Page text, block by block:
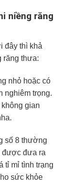
niềng răng
đây thì khả
răng thưa:
nhỏ hoặc có
nghiêm trọng.
gian
số 8 thường
được đưa ra
tỉ mỉ tình trạng
sức khỏe